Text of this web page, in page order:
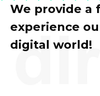
We provide a
experience
digital world!